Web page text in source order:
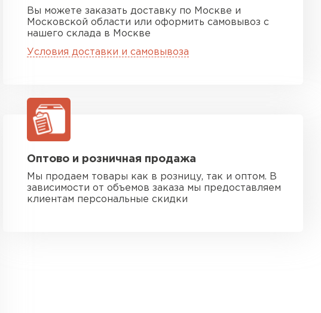
Вы можете заказать доставку по Москве и
Московской области или оформить самовывоз с
нашего склада в Москве
Условия доставки и самовывоза
Оптово и розничная продажа
Мы продаем товары как в розницу, так и оптом. В
зависимости от объемов заказа мы предоставляем
клиентам персональные скидки
Утеплитель Paroc
ПЕРЕЙТИ
ПЕРЕЙТИ